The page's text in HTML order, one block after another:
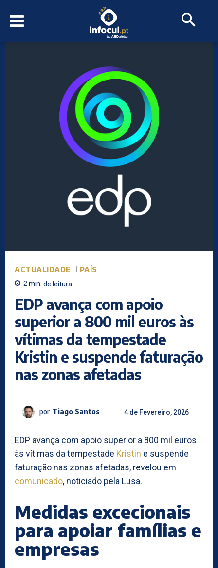
ACTUALIDADE PAÍS
2min. de leitura
EDP avança com apoio
superior a 800 mil euros às
vítimas da tempestade
Kristin e suspende faturação
nas zonas afetadas
por Tiago Santos 4 de Fevereiro, 2026
EDP avança com apoio superior a 800 mil euros
às vítimas da tempestade Kristin e suspende
faturação nas zonas afetadas, revelou em
comunicado, noticiado pela Lusa.
Medidas excecionais
para apoiar famílias e
empresas